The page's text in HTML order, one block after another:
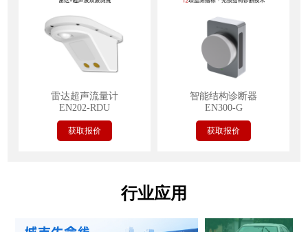
雷达超声流量计
EN202-RDU
获取报价
智能结构诊断器
EN300-G
获取报价
行业应用